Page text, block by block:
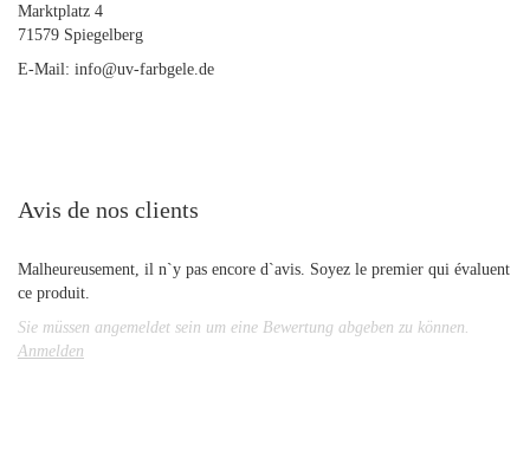
Marktplatz 4
71579 Spiegelberg
E-Mail: info@uv-farbgele.de
Avis de nos clients
Malheureusement, il n`y pas encore d`avis. Soyez le premier qui évaluent
ce produit.
Sie müssen angemeldet sein um eine Bewertung abgeben zu können.
Anmelden